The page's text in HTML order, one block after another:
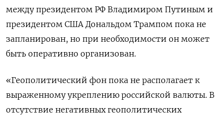
между президентом РФ Владимиром Путиным и
президентом США Дональдом Трампом пока не
запланирован, но при необходимости он может
быть оперативно организован.
«Геополитический фон пока не располагает к
выраженному укреплению российской валюты. В
отсутствие негативных геополитических